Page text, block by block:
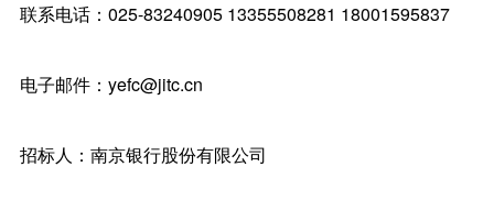
联系电话：025-83240905 13355508281 18001595837
电子邮件：yefc@jitc.cn
招标人：南京银行股份有限公司